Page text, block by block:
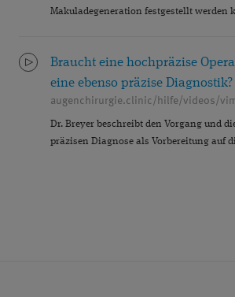
Makuladegeneration festgestellt werden
Braucht eine hochpräzise
eine ebenso präzise Diagnostik?
Dr. Breyer beschreibt den Vorgang und
präzisen Diagnose als Vorbereitung auf